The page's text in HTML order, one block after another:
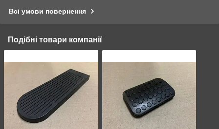
Всі умови повернення
Подібні товари компанії